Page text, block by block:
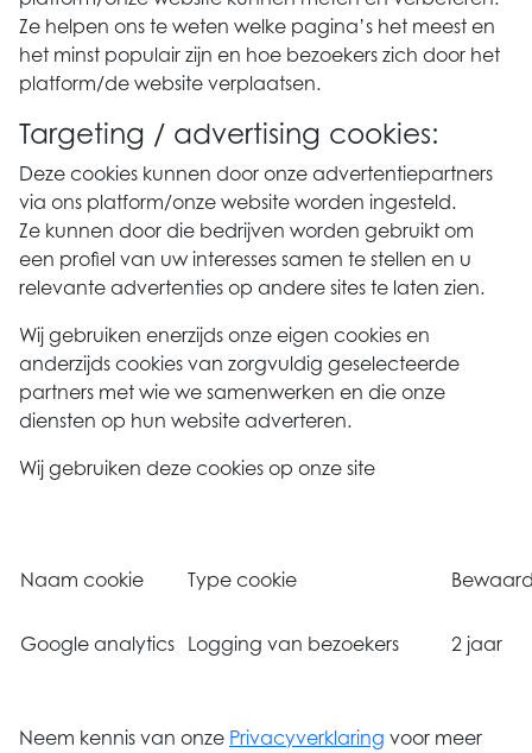
Ze helpen ons te weten welke pagina’s het meest en
het minst populair zijn en hoe bezoekers zich door het
platform/de website verplaatsen.
Targeting / advertising cookies:
Deze cookies kunnen door onze advertentiepartners
via ons platform/onze website worden ingesteld.
Ze kunnen door die bedrijven worden gebruikt om
een profiel van uw interesses samen te stellen en u
relevante advertenties op andere sites te laten zien.
Wij gebruiken enerzijds onze eigen cookies en
anderzijds cookies van zorgvuldig geselecteerde
partners met wie we samenwerken en die onze
diensten op hun website adverteren.
Wij gebruiken deze cookies op onze site
Naam cookie Type cookie
Google analytics Logging van bezoekers 2 jaar
Neem kennis van onze Privacyverklaring voor meer